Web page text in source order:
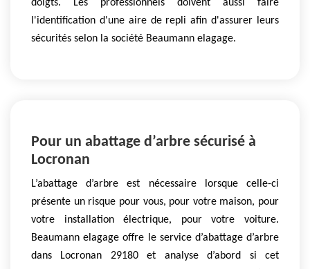
doigts. Les professionnels doivent aussi faire
l'identification d'une aire de repli afin d'assurer leurs
sécurités selon la société Beaumann elagage.
Pour un abattage d’arbre sécurisé à
Locronan
L’abattage d’arbre est nécessaire lorsque celle-ci
présente un risque pour vous, pour votre maison, pour
votre installation électrique, pour votre voiture.
Beaumann elagage offre le service d’abattage d’arbre
dans Locronan 29180 et analyse d’abord si cet